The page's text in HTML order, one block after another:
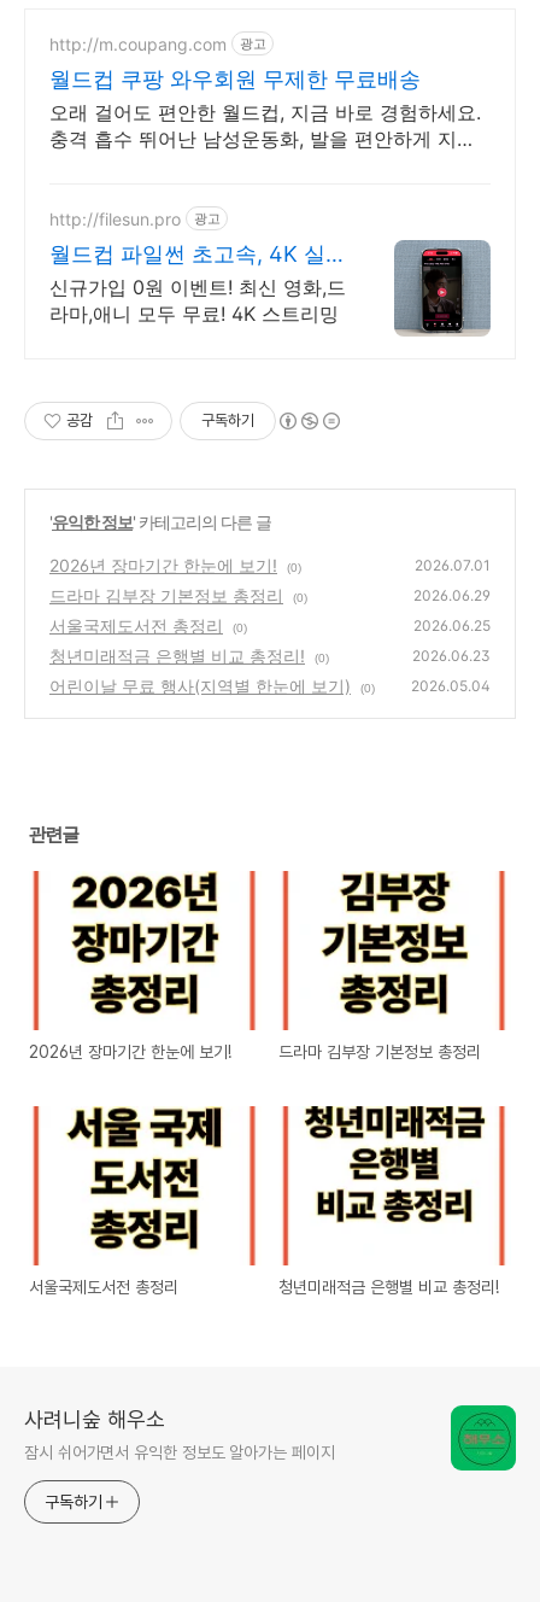
http://m.coupang.com 광고
월드컵 쿠팡 와우회원 무제한 무료배송
오래 걸어도 편안한 월드컵, 지금 바로 경험하세요.
충격 흡수 뛰어난 남성운동화, 발을 편안하게 지켜
http://filesun.pro 광고
월드컵 파일썬 초고속, 4K 실
시간 보기!
신규가입 0원 이벤트! 최신 영화,드
라마,애니 모두 무료! 4K 스트리밍
공감 구독하기
'유익한 정보' 카테고리의 다른 글
2026년 장마기간 한눈에 보기! (0) 2026.07.01
드라마 김부장 기본정보 총정리 (0) 2026.06.29
서울국제도서전 총정리 (0) 2026.06.25
청년미래적금 은행별 비교 총정리! (0) 2026.06.23
어린이날 무료 행사(지역별 한눈에 보기) (0) 2026.05.04
관련글
2026년 장마기간 한눈에 보기! 드라마 김부장 기본정보 총정리
서울국제도서전 총정리 청년미래적금 은행별 비교 총정리!
사려니숲 해우소
잠시 쉬어가면서 유익한 정보도 알아가는 페이지
구독하기